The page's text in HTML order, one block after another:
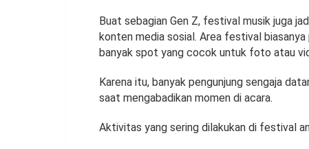
Buat sebagian Gen Z, festival musik juga
konten media sosial. Area festival biasanya
banyak spot yang cocok untuk foto atau
Karena itu, banyak pengunjung sengaja
saat mengabadikan momen di acara.
Aktivitas yang sering dilakukan di festival